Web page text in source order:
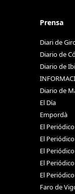
Prensa
Diari de
Diario de
Diario de
Diario de
El Día
Empordà
El
El
El Periódico
El
El
Faro de